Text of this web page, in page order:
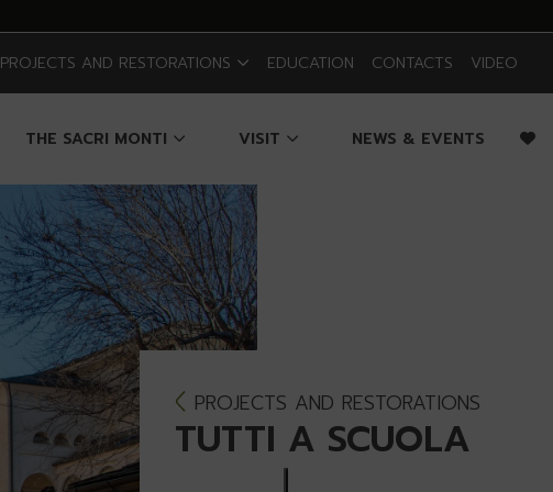
PROJECTS AND RESTORATIONS EDUCATION CONTACTS VIDEO
THE SACRI MONTI VISIT NEWS & EVENTS
PROJECTS AND RESTORATIONS
TUTTI A SCUOLA